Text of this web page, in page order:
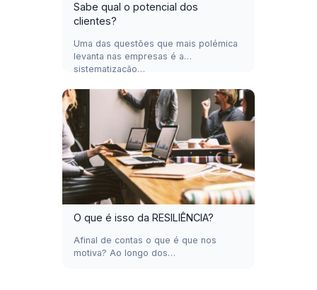
Sabe qual o potencial dos
clientes?
Uma das questões que mais polémica
levanta nas empresas é a
sistematização…
O que é isso da RESILIÊNCIA?
Afinal de contas o que é que nos
motiva? Ao longo dos…